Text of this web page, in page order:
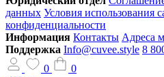
данных Условия использования
конфиденциальности
Информация Контакты Адреса
Поддержка Info@cuvee.style 8
0
0